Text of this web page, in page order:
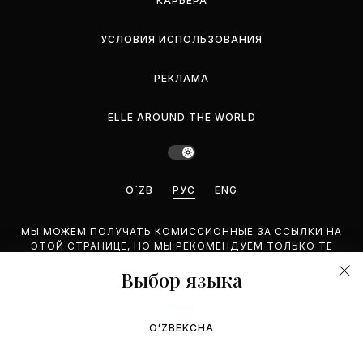
УСЛОВИЯ ИСПОЛЬЗОВАНИЯ
РЕКЛАМА
ELLE AROUND THE WORLD
O`ZB РУС ENG
МЫ МОЖЕМ ПОЛУЧАТЬ КОМИССИОННЫЕ ЗА ССЫЛКИ НА
ЭТОЙ СТРАНИЦЕ, НО МЫ РЕКОМЕНДУЕМ ТОЛЬКО ТЕ
©2026 GEMINA PUBLISHING LLC. BCE ПРАВА ЗАЩИЩЕНЫ.
Выбор языка
OʻZBEKCHA